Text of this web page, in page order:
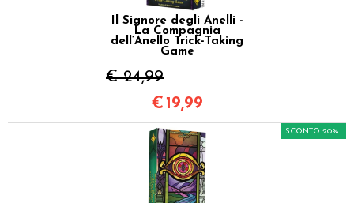
Il Signore degli Anelli -
La Compagnia
dell’Anello Trick-Taking
Game
€ 24,99
€ 19,99
SCONTO 20%